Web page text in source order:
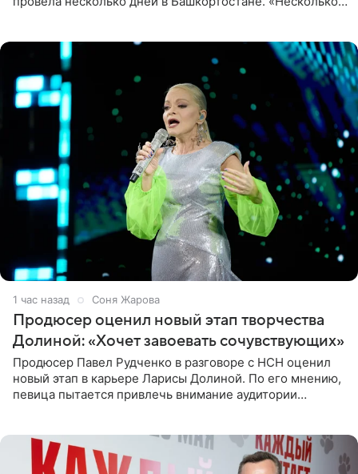
1 час назад Соня Жарова
Продюсер оценил новый этап творчества
Долиной: «Хочет завоевать сочувствующих»
Продюсер Павел Рудченко в разговоре с НСН оценил
новый этап в карьере Ларисы Долиной. По его мнению,
певица пытается привлечь внимание аудитории